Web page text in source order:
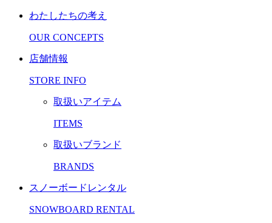
わたしたちの考え
OUR CONCEPTS
店舗情報
STORE INFO
取扱いアイテム
ITEMS
取扱いブランド
BRANDS
スノーボードレンタル
SNOWBOARD RENTAL